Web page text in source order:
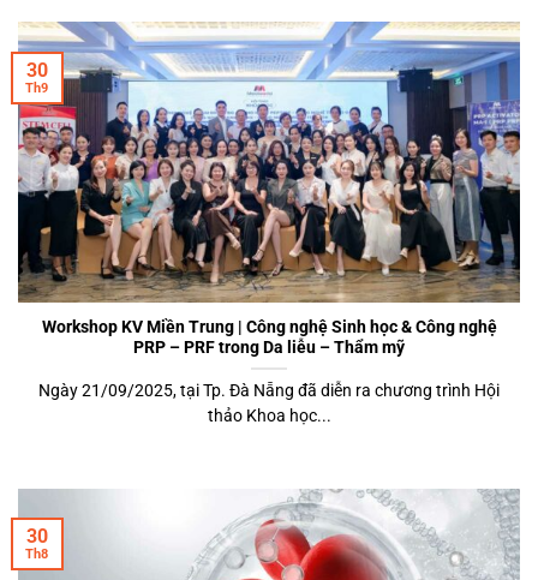
Workshop KV Miền Trung | Công nghệ Sinh học & Công nghệ
PRP – PRF trong Da liễu – Thẩm mỹ
Ngày 21/09/2025, tại Tp. Đà Nẵng đã diễn ra chương trình Hội
thảo Khoa học...
30
Th9
30
Th8